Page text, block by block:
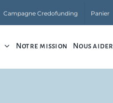
Campagne Credofunding Panier
Notre mission Nous aider